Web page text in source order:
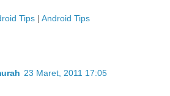
Tips | Android Tips
23 Maret, 2011 17:05